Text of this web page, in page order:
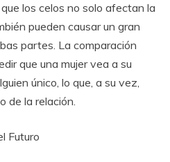
los celos no solo afectan la
pueden causar un gran
partes. La comparación
que una mujer vea a su
único, lo que, a su vez,
de la relación.
Futuro